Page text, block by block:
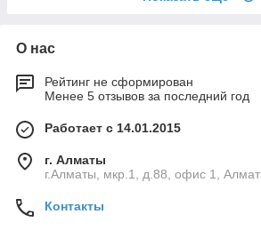
О нас
Рейтинг не сформирован
Менее 5 отзывов за последний год
Работает с 14.01.2015
г. Алматы
г.Алматы, мкр.1, д.88, офис 1,
Контакты